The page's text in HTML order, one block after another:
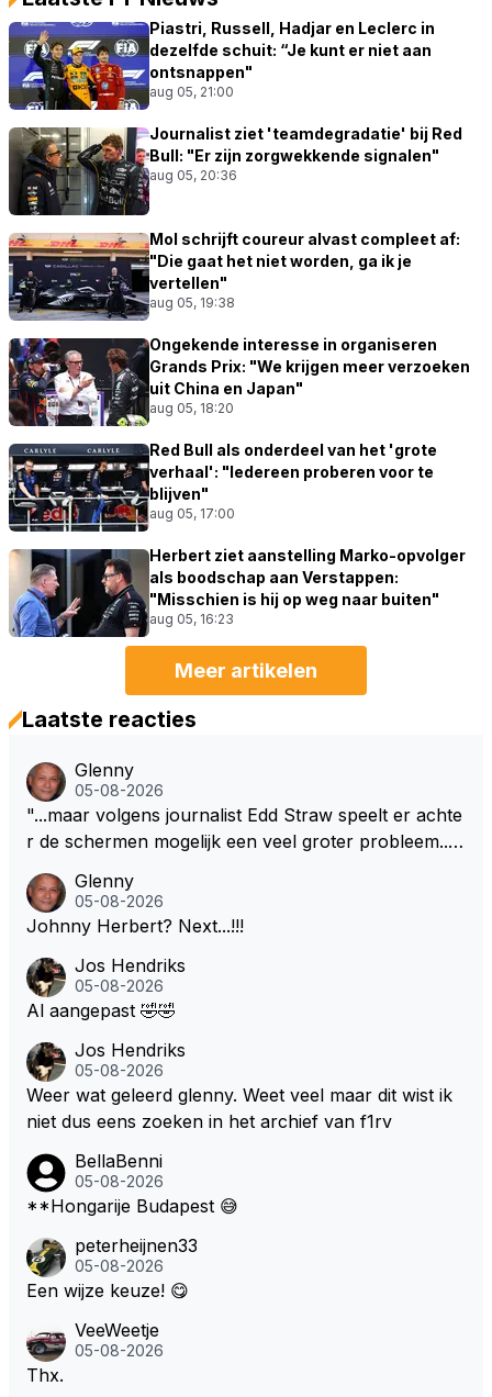
Piastri, Russell, Hadjar en Leclerc in
dezelfde schuit: “Je kunt er niet aan
ontsnappen"
aug 05, 21:00
Journalist ziet 'teamdegradatie' bij Red
Bull: "Er zijn zorgwekkende signalen"
aug 05, 20:36
Mol schrijft coureur alvast compleet af:
"Die gaat het niet worden, ga ik je
vertellen"
aug 05, 19:38
Ongekende interesse in organiseren
Grands Prix: "We krijgen meer verzoeken
uit China en Japan"
aug 05, 18:20
Red Bull als onderdeel van het 'grote
verhaal': "Iedereen proberen voor te
blijven"
aug 05, 17:00
Herbert ziet aanstelling Marko-opvolger
als boodschap aan Verstappen:
"Misschien is hij op weg naar buiten"
aug 05, 16:23
Meer artikelen
Laatste reacties
Glenny
05-08-2026
"...maar volgens journalist Edd Straw speelt er achte
r de schermen mogelijk een veel groter probleem..."
Glenny
05-08-2026
Johnny Herbert? Next...!!!
Jos Hendriks
05-08-2026
Al aangepast 🤣🤣
Jos Hendriks
05-08-2026
Weer wat geleerd glenny. Weet veel maar dit wist ik
niet dus eens zoeken in het archief van f1rv
BellaBenni
05-08-2026
**Hongarije Budapest 😅
peterheijnen33
05-08-2026
Een wijze keuze! 😋
VeeWeetje
05-08-2026
Thx.